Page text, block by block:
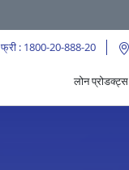
: 1800-20-888-20
लोन प्रोडक्ट्स